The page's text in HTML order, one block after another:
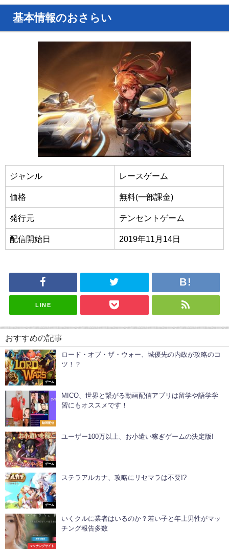
基本情報のおさらい
ジャンル レースゲーム
価格 無料(一部課金)
発行元 テンセントゲーム
配信開始日 2019年11月14日
LINE
おすすめの記事
ゲーム
ロード・オブ・ザ・ウォー、城優先の内政が攻略のコ
ツ！？
動画配信
MICO、世界と繋がる動画配信アプリは留学や語学学
習にもオススメです！
ゲーム
ユーザー100万以上、お小遣い稼ぎゲームの決定版!
ゲーム
ステラアルカナ、攻略にリセマラは不要!?
マッチングサイト
いくクルに業者はいるのか？若い子と年上男性がマッ
チング報告多数